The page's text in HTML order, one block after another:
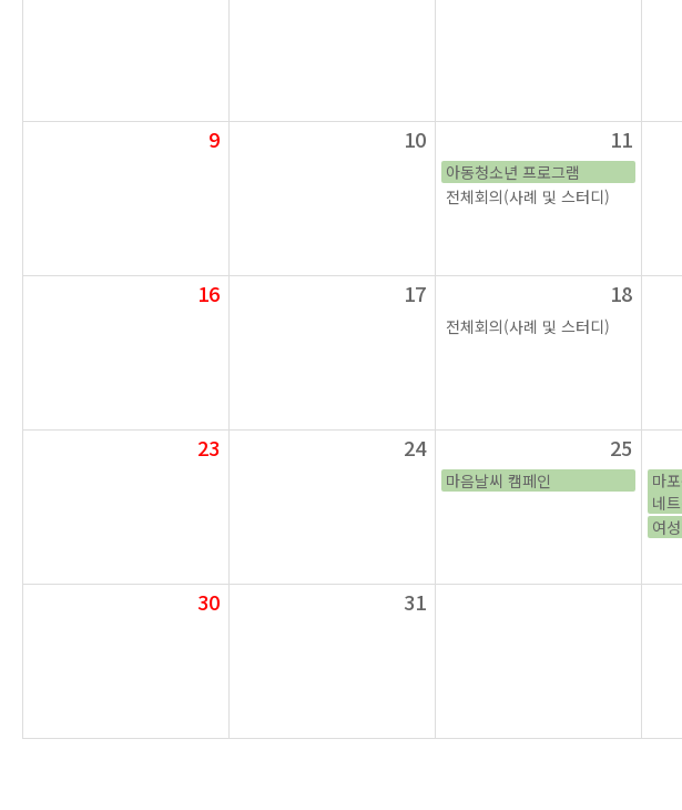
9 10 11
아동청소년 프로그램
전체회의(사례 및 스터디)
16 17 18
전체회의(사례 및 스터디)
23 24 25
마음날씨 캠페인
마
네
여
30 31